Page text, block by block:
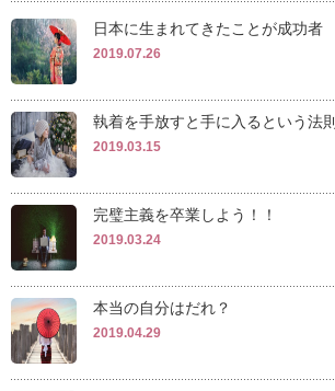
日本に生まれてきたことが成功者
2019.07.26
執着を手放すと手に入るという法則
2019.03.15
完璧主義を卒業しよう！！
2019.03.24
本当の自分はだれ？
2019.04.29